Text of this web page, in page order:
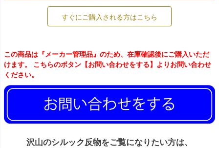
すぐにご購入される方はこちら
この商品は『メーカー管理品』のため、在庫確認後にご購入いただ
けます。 こちらのボタン【お問い合わせをする】よりお問い合わせ
ください。
沢山のシルック反物をご覧になりたい方は、